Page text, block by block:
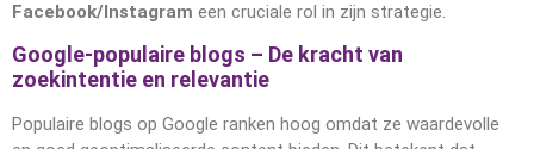
Facebook/Instagram een cruciale rol in zijn strategie.
Google-populaire blogs – De kracht van
zoekintentie en relevantie
Populaire blogs op Google ranken hoog omdat ze waardevolle